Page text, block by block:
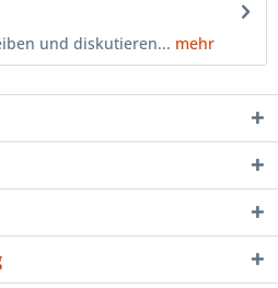
und diskutieren... mehr